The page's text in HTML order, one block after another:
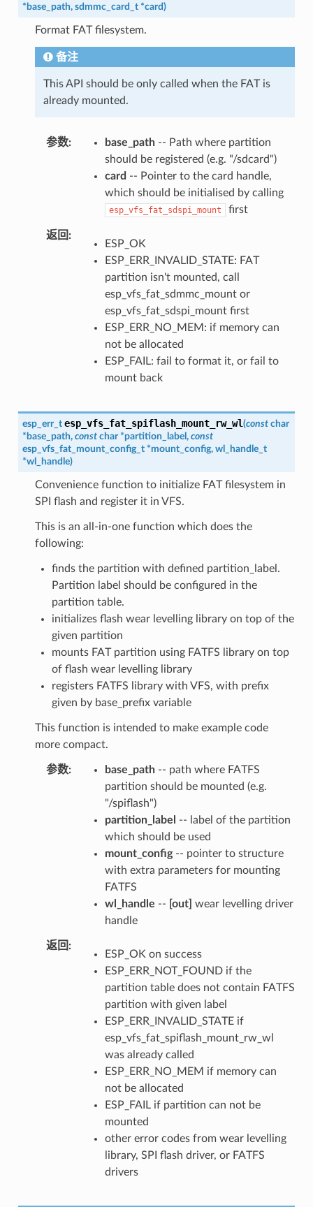
* base_path, sdmmc_card_t *card)
Format FAT filesystem.
备注
This API should be only called when the FAT is
already mounted.
参数 base_path-- Path where partition
should be registered (e.g. "/sdcard")
card -- Pointer to the card handle,
which should be initialised by calling
esp_vfs_fat_sdspi_mount first
返回
ESP_OK
ESP_ERR_INVALID_STATE: FAT
partition isn't mounted, call
esp_vfs_fat_sdmmc_mount or
esp_vfs_fat_sdspi_mount first
ESP_ERR_NO_MEM: if memory can
not be allocated
ESP_FAIL: fail to format it, or fail to
mount back
esp_err_t esp_vfs_fat_spiflash_mount_rw_wl(const char
* base_path, const char *partition_label , const
esp_vfs_fat_mount_config_t *mount_config, wl_handle_t
*wl_handle)
Convenience function to initialize FAT filesystem in
SPI flash and register it in VFS.
This is an all-in-one function which does the
following:
finds the partition with defined partition_label.
Partition label should be configured in the
partition table.
initializes flash wear levelling library on top of the
given partition
mounts FAT partition using FATFS library on top
of flash wear levelling library
registers FATFS library with VFS, with prefix
given by base_prefix variable
This function is intended to make example code
more compact.
参数 base_path-- path where FATFS
partition should be mounted (e.g.
"/spiflash")
partition_label
-- label of the partition
which should be used
mount_config-- pointer to structure
with extra parameters for mounting
FATFS
wl_handle -- [out] wear levelling driver
handle
返回
ESP_OK on success
ESP_ERR_NOT_FOUND if the
partition table does not contain FATFS
partition with given label
ESP_ERR_INVALID_STATE if
esp_vfs_fat_spiflash_mount_rw_wl
was already called
ESP_ERR_NO_MEM if memory can
not be allocated
ESP_FAIL if partition can not be
mounted
other error codes from wear levelling
library, SPI flash driver, or FATFS
drivers